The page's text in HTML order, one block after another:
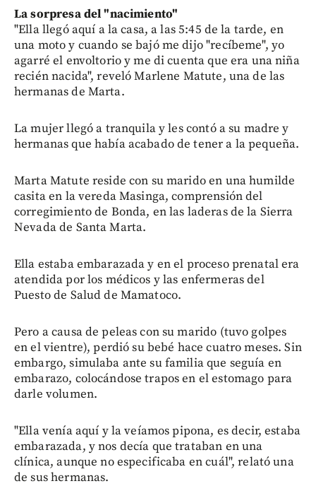
La sorpresa del "nacimiento"
"Ella llegó aquí a la casa, a las 5:45 de la tarde, en
una moto y cuando se bajó me dijo "recíbeme", yo
agarré el envoltorio y me di cuenta que era una niña
recién nacida", reveló Marlene Matute, una de las
hermanas de Marta.
La mujer llegó a tranquila y les contó a su madre y
hermanas que había acabado de tener a la pequeña.
Marta Matute reside con su marido en una humilde
casita en la vereda Masinga, comprensión del
corregimiento de Bonda, en las laderas de la Sierra
Nevada de Santa Marta.
Ella estaba embarazada y en el proceso prenatal era
atendida por los médicos y las enfermeras del
Puesto de Salud de Mamatoco.
Pero a causa de peleas con su marido (tuvo golpes
en el vientre), perdió su bebé hace cuatro meses. Sin
embargo, simulaba ante su familia que seguía en
embarazo, colocándose trapos en el estomago para
darle volumen.
"Ella venía aquí y la veíamos pipona, es decir, estaba
embarazada, y nos decía que trataban en una
clínica, aunque no especificaba en cuál", relató una
de sus hermanas.